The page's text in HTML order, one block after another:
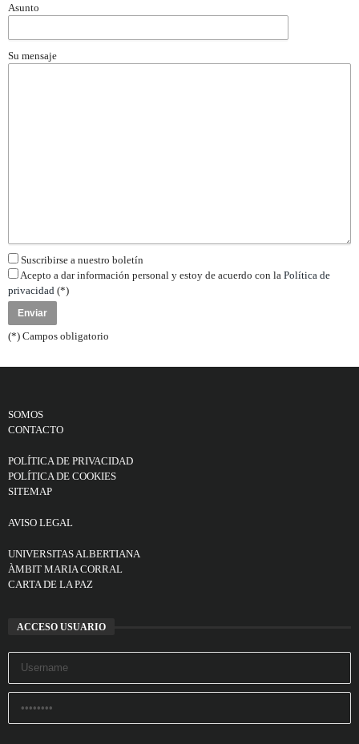
Asunto
Su mensaje
Suscribirse a nuestro boletín
Acepto a dar información personal y estoy de acuerdo con la Política de
privacidad (*)
(*) Campos obligatorio
SOMOS
CONTACTO
POLÍTICA DE PRIVACIDAD
POLÍTICA DE COOKIES
SITEMAP
AVISO LEGAL
UNIVERSITAS ALBERTIANA
ÀMBIT MARIA CORRAL
CARTA DE LA PAZ
ACCESO USUARIO